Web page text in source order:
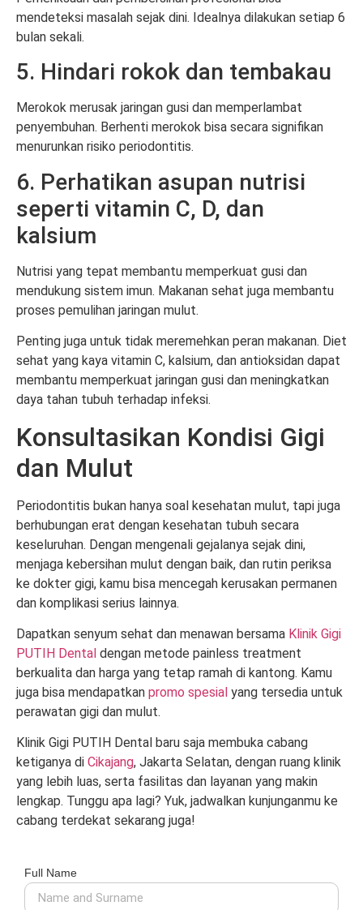
mendeteksi masalah sejak dini. Idealnya dilakukan setiap 6
bulan sekali.
5. Hindari rokok dan tembakau
Merokok merusak jaringan gusi dan memperlambat
penyembuhan. Berhenti merokok bisa secara signifikan
menurunkan risiko periodontitis.
6. Perhatikan asupan nutrisi
seperti vitamin C, D, dan
kalsium
Nutrisi yang tepat membantu memperkuat gusi dan
mendukung sistem imun. Makanan sehat juga membantu
proses pemulihan jaringan mulut.
Penting juga untuk tidak meremehkan peran makanan. Diet
sehat yang kaya vitamin C, kalsium, dan antioksidan dapat
membantu memperkuat jaringan gusi dan meningkatkan
daya tahan tubuh terhadap infeksi.
Konsultasikan Kondisi Gigi
dan Mulut
Periodontitis bukan hanya soal kesehatan mulut, tapi juga
berhubungan erat dengan kesehatan tubuh secara
keseluruhan. Dengan mengenali gejalanya sejak dini,
menjaga kebersihan mulut dengan baik, dan rutin periksa
ke dokter gigi, kamu bisa mencegah kerusakan permanen
dan komplikasi serius lainnya.
Dapatkan senyum sehat dan menawan bersama Klinik Gigi
PUTIH Dental dengan metode painless treatment
berkualita dan harga yang tetap ramah di kantong. Kamu
juga bisa mendapatkan promo spesial yang tersedia untuk
perawatan gigi dan mulut.
Klinik Gigi PUTIH Dental baru saja membuka cabang
ketiganya di Cikajang, Jakarta Selatan, dengan ruang klinik
yang lebih luas, serta fasilitas dan layanan yang makin
lengkap. Tunggu apa lagi? Yuk, jadwalkan kunjunganmu ke
cabang terdekat sekarang juga!
Full Name